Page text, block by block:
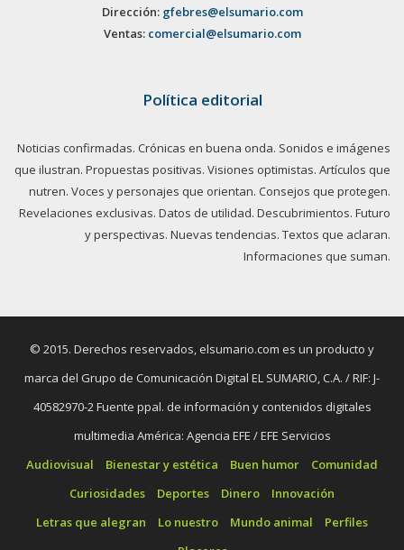
Dirección: gfebres@elsumario.com
Ventas: comercial@elsumario.com
Política editorial
Noticias confirmadas. Crónicas en buena onda. Sonidos e imágenes
que ilustran. Propuestas positivas. Visiones optimistas. Artículos que
nutren. Voces y personajes que orientan. Consejos que protegen.
Revelaciones exclusivas. Datos de utilidad. Descubrimientos. Futuro
y perspectivas. Nuevas tendencias. Textos que aclaran.
Informaciones que suman.
© 2015. Derechos reservados, elsumario.com es un producto y
marca del Grupo de Comunicación Digital EL SUMARIO, C.A. / RIF: J-
40582970-2 Fuente ppal. de información y contenidos digitales
multimedia América: Agencia EFE / EFE Servicios
Audiovisual
Bienestar y estética Buen humor
Comunidad
Curiosidades
Deportes Dinero
Innovación
Letras que alegran
Lo nuestro Mundo animal
Perfiles